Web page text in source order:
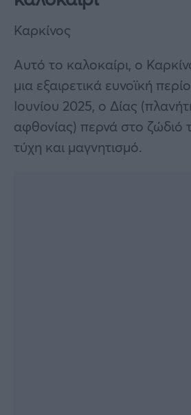
Καρκίνος
Αυτό το καλοκαίρι, ο
μια εξαιρετικά ευνοϊκή
Ιουνίου 2025, ο Δίας
αφθονίας) περνά στο ζώδιό
τύχη και μαγνητισμό.